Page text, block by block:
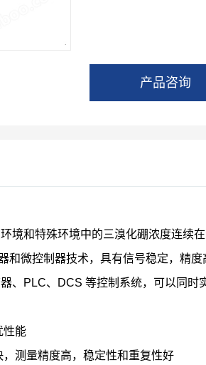
产品咨询
境和特殊环境中的三溴化硼浓度连续
和微控制器技术，具有信号稳定，精
、
PLC、 DCS 等控制系统，可以同时
性能
测量精度高，稳定性和重复性好